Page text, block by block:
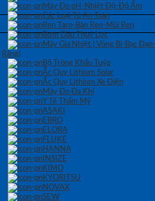
Máy Đo pH-Nhiệt Độ-Độ Ẩm
Các Loại Tủ An Toàn
Ren Taro-Bàn Ren-Mũi Ren
Bơm Dầu Thuỷ Lực
Máy Gia Nhiệt ( Vòng Bi-Bạc
Răng)
Bộ Tròng Khẩu Tuýp
Ắc Quy Lithium Solar
Ắc Quy Lithium Xe Điện
Máy Đo Đa Khí
Y Tế Thẩm Mỹ
ASAKI
EBRO
ELORA
FLUKE
HANNA
INSIZE
KIMO
KYORITSU
NOVAX
SEW